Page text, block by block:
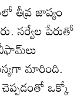
తీవ్ర జాప్యం
సర్వేల పేరుతో
మారింది.
ఒక్కో